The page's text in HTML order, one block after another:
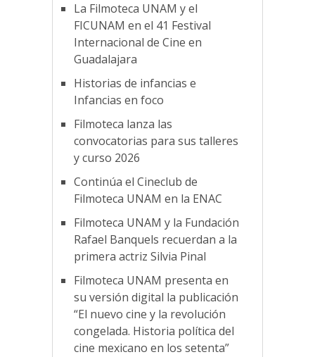
La Filmoteca UNAM y el
FICUNAM en el 41 Festival
Internacional de Cine en
Guadalajara
Historias de infancias e
Infancias en foco
Filmoteca lanza las
convocatorias para sus talleres
y curso 2026
Continúa el Cineclub de
Filmoteca UNAM en la ENAC
Filmoteca UNAM y la Fundación
Rafael Banquels recuerdan a la
primera actriz Silvia Pinal
Filmoteca UNAM presenta en
su versión digital la publicación
“El nuevo cine y la revolución
congelada. Historia política del
cine mexicano en los setenta”